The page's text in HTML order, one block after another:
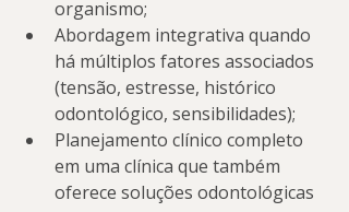
organismo;
Abordagem integrativa quando
há múltiplos fatores associados
(tensão, estresse, histórico
odontológico, sensibilidades);
Planejamento clínico completo
em uma clínica que também
oferece soluções odontológicas